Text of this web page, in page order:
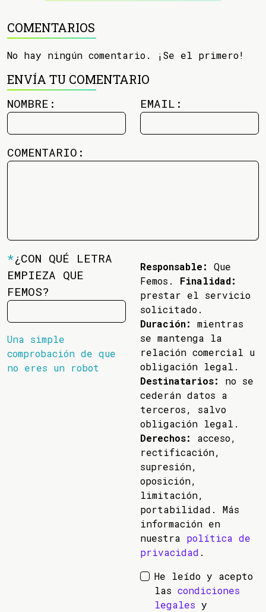
COMENTARIOS
No hay ningún comentario. ¡Se el primero!
ENVÍA TU COMENTARIO
NOMBRE: EMAIL:
COMENTARIO:
*¿CON QUÉ LETRA
EMPIEZA QUE
FEMOS?
Una simple
comprobación de que
no eres un robot
Responsable:
Que
Femos. Finalidad:
prestar el servicio
solicitado.
Duración:
mientras
se mantenga la
relación comercial u
obligación legal.
Destinatarios:
no se
cederán datos a
terceros, salvo
obligación legal.
Derechos:
acceso,
rectificación,
supresión,
oposición,
limitación,
portabilidad. Más
información en
nuestra política de
privacidad .
He leído y acepto
las condiciones
legales y